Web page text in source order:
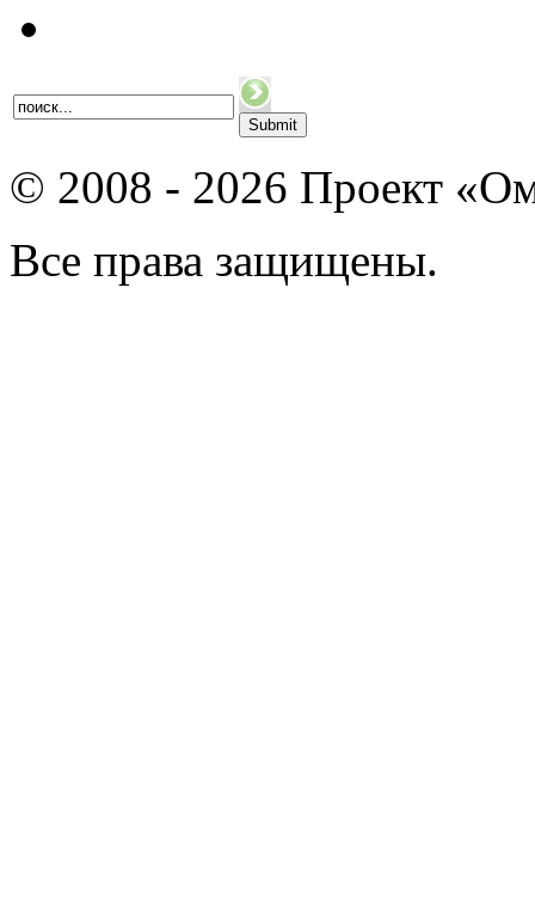
© 2008 - 2026 Проект
Все права защищены.